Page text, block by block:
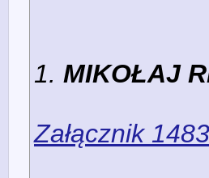
1. MIKOŁAJ
Załącznik